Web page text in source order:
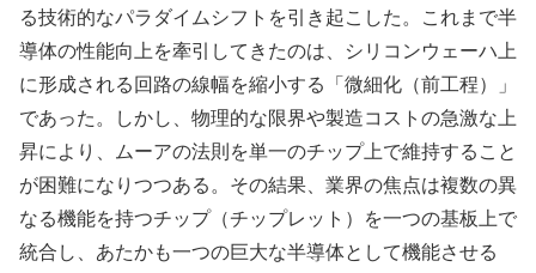
る技術的なパラダイムシフトを引き起こした。これまで半
導体の性能向上を牽引してきたのは、シリコンウェーハ上
に形成される回路の線幅を縮小する「微細化（前工程）」
であった。しかし、物理的な限界や製造コストの急激な上
昇により、ムーアの法則を単一のチップ上で維持すること
が困難になりつつある。その結果、業界の焦点は複数の異
なる機能を持つチップ（チップレット）を一つの基板上で
統合し、あたかも一つの巨大な半導体として機能させる